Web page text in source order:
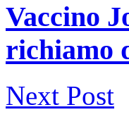
Vaccino
richiamo
Next Post